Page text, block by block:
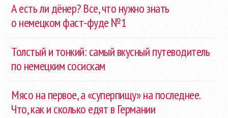
А есть ли дёнер? Все, что нужно знать
о немецком фаст-фуде №1
Толстый и тонкий: самый вкусный путеводитель
по немецким сосискам
Мясо на первое, а «суперпищу» на последнее.
Что, как и сколько едят в Германии